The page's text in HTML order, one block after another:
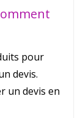
pour
devis.
un devis en